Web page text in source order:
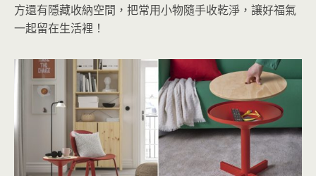
方還有隱藏收納空間，把常用小物隨手收乾淨，讓好福氣
一起留在生活裡！